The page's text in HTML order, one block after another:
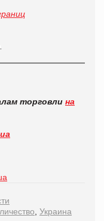
торговли на
Украина